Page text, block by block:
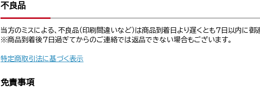
不良品
当方のミスによる、不良品（印刷間違いなど）は商品到着日より遅くとも７日以内に
※商品到着後７日過ぎてからのご連絡では返品できない場合もございます。
特定商取引法に基づく表示
免責事項